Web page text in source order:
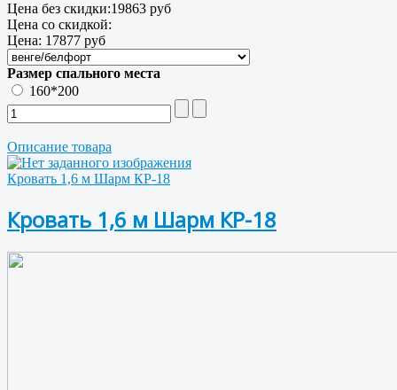
Цена без скидки:19863 руб
Цена со скидкой:
Цена: 17877 руб
Размер спального места
160*200
Описание товара
Кровать 1,6 м Шарм КР-18
Кровать 1,6 м Шарм КР-18